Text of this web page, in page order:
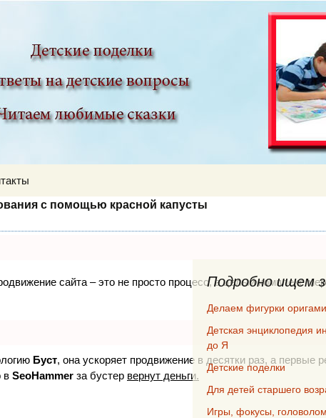
с помощью красной капусты
сайта – это не просто процесс, а целый комплекс
Буст, она ускоряет продвижение в десятки раз, а первые
в SeoHammer за бустер вернут деньги.
Подробно ищем
Делаем фигурки оригами
Детская энциклопедия
до Я
Детские поделки
Для детей старшего
Игры, фокусы,